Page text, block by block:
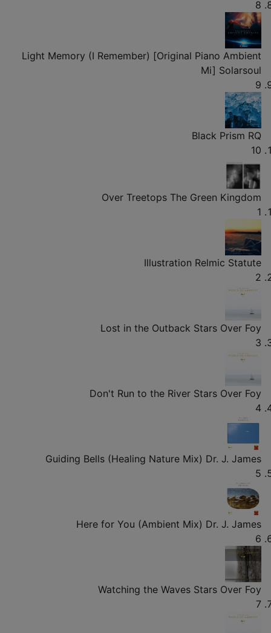
8
Light Memory (I Remember) [Original Piano Ambient
Mi] Solarsoul
9
Black Prism RQ
10
Over Treetops The Green Kingdom
1
Illustration Relmic Statute
2
Lost in the Outback Stars Over Foy
3
Don't Run to the River Stars Over Foy
4
Guiding Bells (Healing Nature Mix) Dr. J. James
5
Here for You (Ambient Mix) Dr. J. James
6
Watching the Waves Stars Over Foy
7